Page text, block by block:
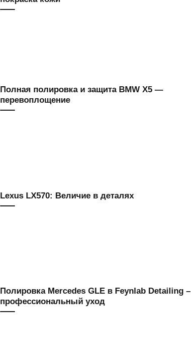
Полная полировка и защита BMW X5 —
перевоплощение
Lexus LX570: Величие в деталях
Полировка Mercedes GLE в Feynlab Detailing –
профессиональный уход